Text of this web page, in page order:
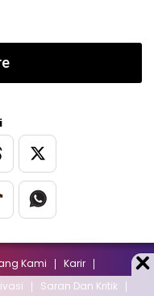
Kami
Karir
Saran Dan Kritik